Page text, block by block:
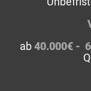
ab40.000€ -